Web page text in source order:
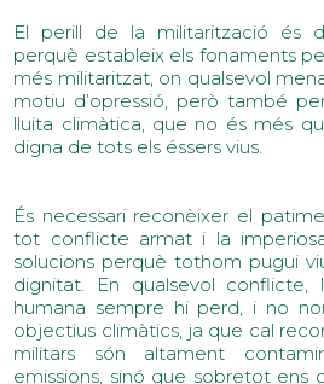
El perill de la militarització és
perquè estableix els fonaments
més militaritzat, on qualsevol
motiu d’opressió, però també
lluita climàtica, que no és més
digna de tots els éssers vius.
És necessari reconèixer el
tot conflicte armat i la
solucions perquè tothom pugui
dignitat. En qualsevol
humana sempre hi perd, i no
objectius climàtics, ja que cal
militars són altament
emissions, sinó que sobretot ens